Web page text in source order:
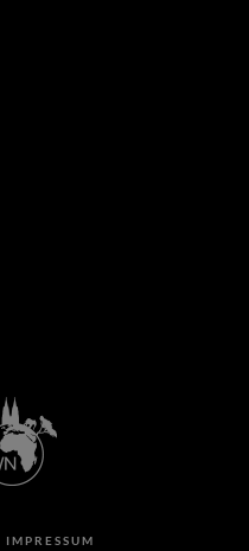
IMPRESSUM